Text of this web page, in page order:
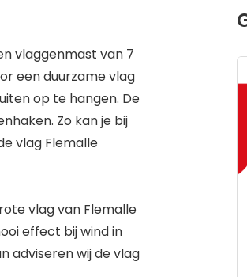
vlaggenmast van 7
een duurzame vlag
op te hangen. De
Zo kan je bij
vlag Flemalle
vlag van Flemalle
effect bij wind in
adviseren wij de vlag